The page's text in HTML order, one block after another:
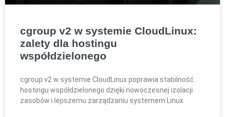
cgroup v2 w systemie CloudLinux:
zalety dla hostingu
współdzielonego
cgroup v2 w systemie CloudLinux poprawia stabilność
hostingu współdzielonego dzięki nowoczesnej izolacji
zasobów i lepszemu zarządzaniu systemem Linux.